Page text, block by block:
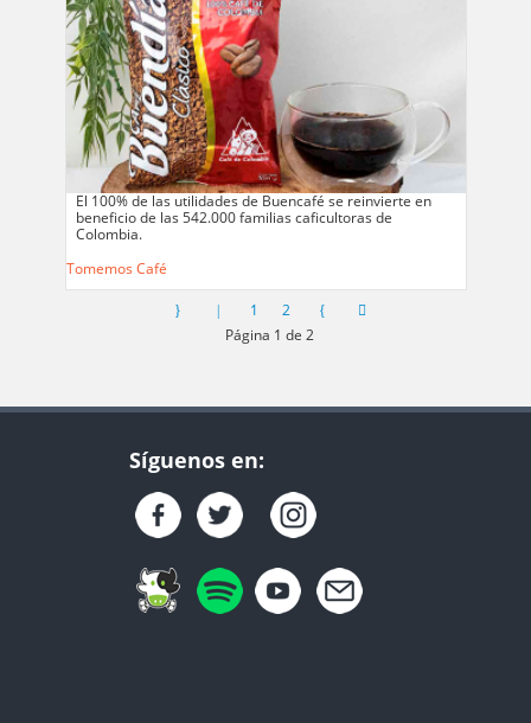
El 100% de las utilidades de Buencafé se reinvierte en
beneficio de las 542.000 familias caficultoras de
Colombia.
Tomemos Café
1
2
Página 1 de 2
Síguenos en: